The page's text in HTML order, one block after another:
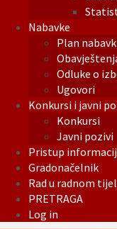
Nabavke
Plan
Odluke o
Ugovori
Konkursi i javni
Konkursi
Javni pozivi
Pristup
Gradonačelnik
Rad u radnom
PRETRAGA
Log in